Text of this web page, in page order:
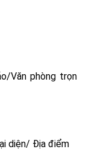
Văn phòng trọn
diện/ Địa điểm